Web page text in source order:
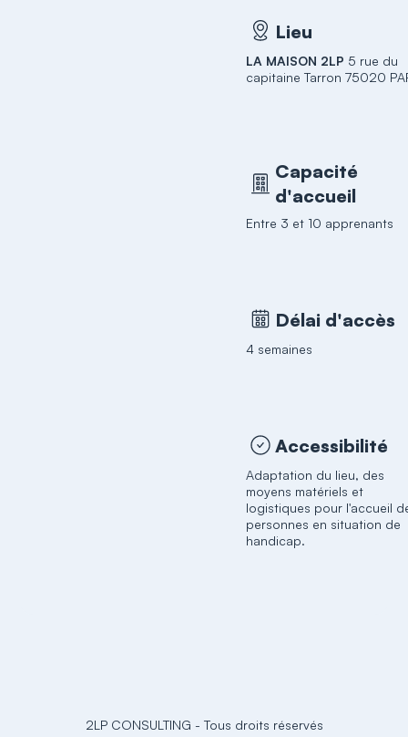
Lieu
LA MAISON 2LP 5 rue du
capitaine Tarron 75020
Capacité
d'accueil
Entre 3 et 10 apprenants
Délai d'accès
4 semaines
Accessibilité
Adaptation du lieu, des
moyens matériels et
logistiques pour l'accueil
personnes en situation de
handicap.
2LP CONSULTING - Tous droits réservés